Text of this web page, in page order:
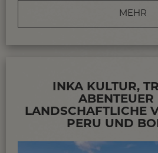
MEHR
INKA KULTUR,
LANDSCHAFTLICHE
PERU UND